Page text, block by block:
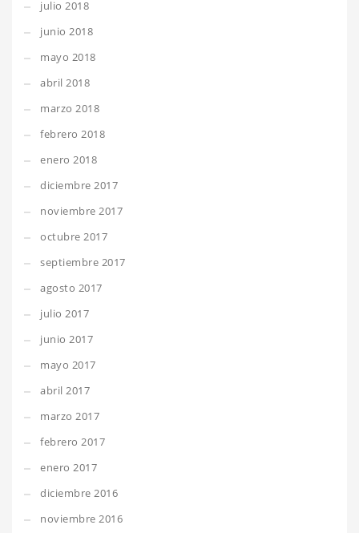
julio 2018
junio 2018
mayo 2018
abril 2018
marzo 2018
febrero 2018
enero 2018
diciembre 2017
noviembre 2017
octubre 2017
septiembre 2017
agosto 2017
julio 2017
junio 2017
mayo 2017
abril 2017
marzo 2017
febrero 2017
enero 2017
diciembre 2016
noviembre 2016